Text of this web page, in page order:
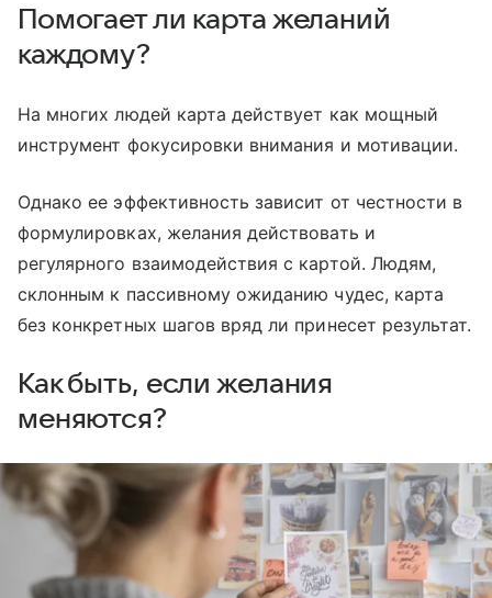
Помогает ли карта желаний
каждому?
На многих людей карта действует как мощный
инструмент фокусировки внимания и мотивации.
Однако ее эффективность зависит от честности в
формулировках, желания действовать и
регулярного взаимодействия с картой. Людям,
склонным к пассивному ожиданию чудес, карта
без конкретных шагов вряд ли принесет результат.
Как быть, если желания
меняются?